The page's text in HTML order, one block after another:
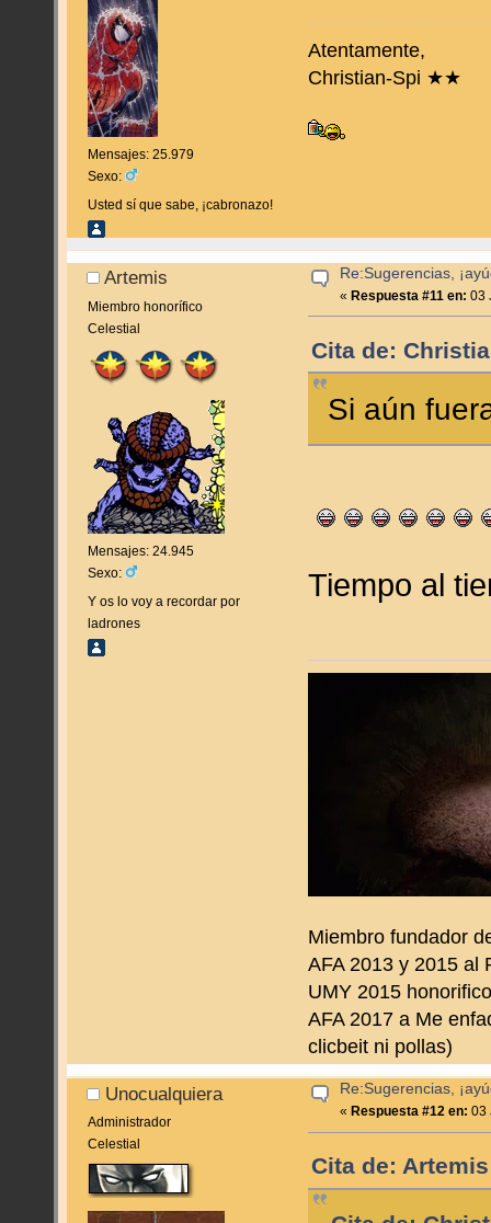
Mensajes: 25.979
Sexo:
Usted sí que sabe, ¡cabronazo!
Atentamente,
Christian-Spi ★★
Artemis
Miembro honorífico
Celestial
Mensajes: 24.945
Sexo:
Y os lo voy a recordar por
ladrones
Re:Sugerencias,
« Respuesta #11 en: 03
Cita de:
Si aún
Tiempo al
Miembro fundador
AFA 2013 y 2015 al
UMY 2015
AFA 2017 a Me
clicbeit ni pollas)
Unocualquiera
Administrador
Celestial
Re:Sugerencias,
« Respuesta #12 en: 03
Cita de: